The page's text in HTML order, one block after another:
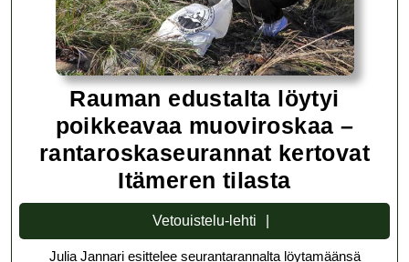
Rauman edustalta löytyi
poikkeavaa muoviroskaa –
rantaroskaseurannat kertovat
Itämeren tilastaRauman
edustalta
löytyi
Vetouistelu-lehti
lehti
Julia Jannari esittelee seurantarannalta löytamäänsä